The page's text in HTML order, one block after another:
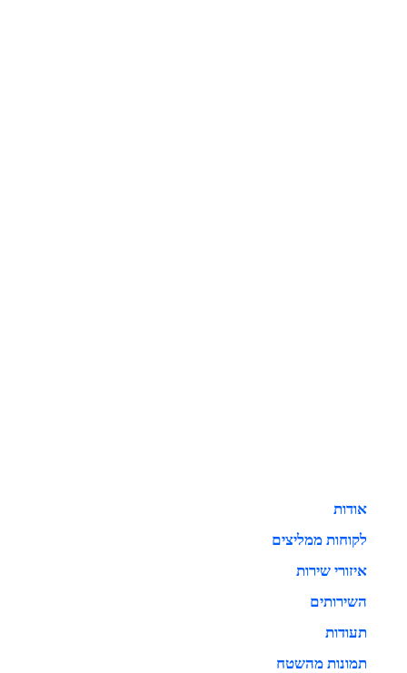
אודות
לקוחות ממליצים
איזורי שירות
השירותים
תעודות
תמונות מהשטח